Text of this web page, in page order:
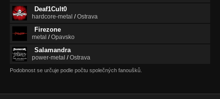
Deaf1Cult0
hardcore-metal /Ostrava
Firezone
metal /Opavsko
Salamandra
power-metal /Ostrava
Podobnost se určuje podle počtu společných fanoušků.